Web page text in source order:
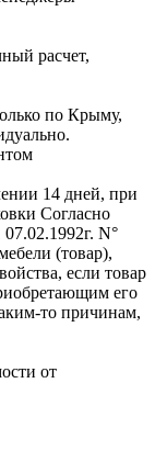
расчет,
по Крыму,
14 дней, при
Согласно
N°
(товар),
если товар
его
то причинам,
от